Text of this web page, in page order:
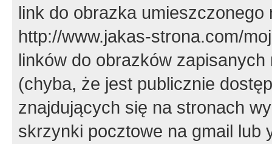
link do obrazka
http://www.jakas-strona.com/
linków do obrazków
(chyba, że jest publicznie
znajdujących się na stronach
skrzynki pocztowe na gmail lub